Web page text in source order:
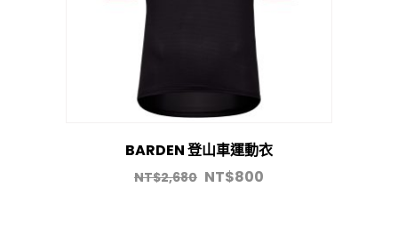
BARDEN 登山車運動衣
NT$2,680 NT$800